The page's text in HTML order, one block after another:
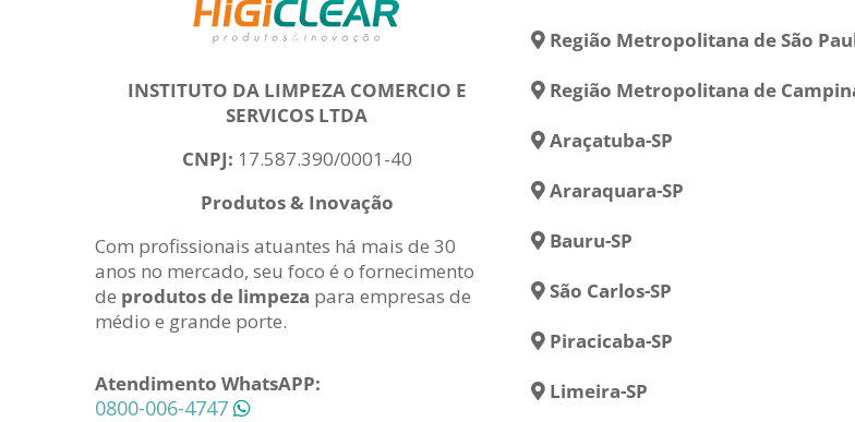
INSTITUTO DA LIMPEZA COMERCIO E
SERVICOS LTDA
CNPJ: 17.587.390/0001-40
Produtos & Inovação
Com profissionais atuantes há mais de 30
anos no mercado, seu foco é o fornecimento
de produtos de limpeza para empresas de
médio e grande porte.
Atendimento WhatsAPP:
0800-006-4747
Região Metropolitana de São
Região Metropolitana de
Araçatuba-SP
Araraquara-SP
Bauru-SP
São Carlos-SP
Piracicaba-SP
Limeira-SP